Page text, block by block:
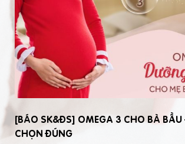
[BÁO SK&ĐS] OMEGA 3 CHO BÀ BẦU
CHỌN ĐÚNG